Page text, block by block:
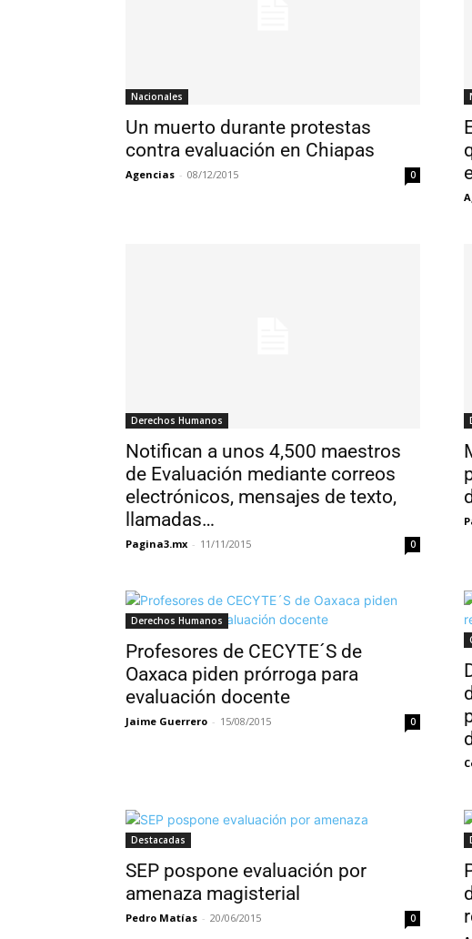
Nacionales
Un muerto durante protestas
contra evaluación en Chiapas
Agencias - 08/12/2015 0
Derechos Humanos
Notifican a unos 4,500 maestros
de Evaluación mediante correos
electrónicos, mensajes de texto,
llamadas…
Pagina3.mx - 11/11/2015 0
Derechos Humanos
Profesores de CECYTE´S de
Oaxaca piden prórroga para
evaluación docente
Jaime Guerrero - 15/08/2015 0
Destacadas
SEP pospone evaluación por
amenaza magisterial
Pedro Matías - 20/06/2015 0